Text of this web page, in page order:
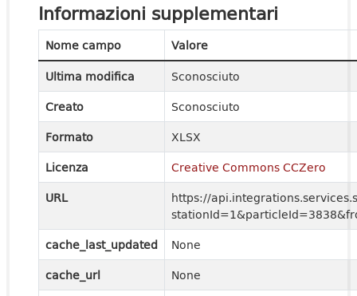
Informazioni supplementari
Nome campo
Valore
Ultima modifica
Sconosciuto
Creato
Sconosciuto
Formato
XLSX
Licenza
Creative Commons CCZero
URL
https://
cache_last_updated
None
cache_url
None